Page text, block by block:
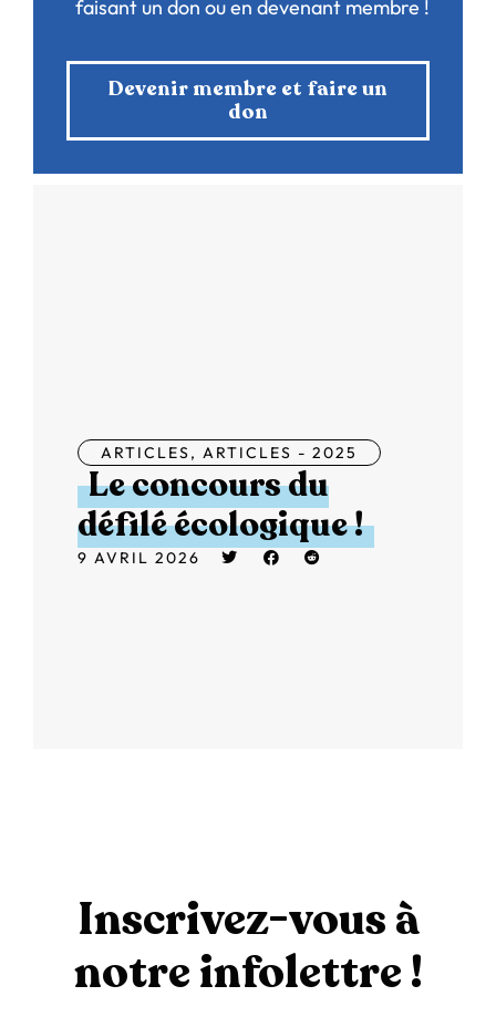
faisant un don ou en devenant membre !
Devenir membre et faire un
don
ARTICLES, ARTICLES - 2025
Le concours du
défilé écologique !
9 AVRIL 2026
Inscrivez-vous à
notre infolettre !